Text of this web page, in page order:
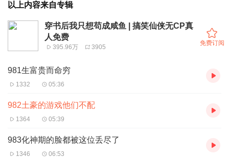
以上内容来自专辑
穿书后我只想苟成咸鱼 | 搞笑仙侠无CP真
人免费
395.96万 3905
免费订阅
981生富贵而命穷
1332 05:36
982土豪的游戏他们不配
1364 05:39
983化神期的脸都被这位丢尽了
1346 06:53